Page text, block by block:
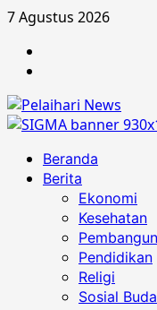
Skip
content
7 Agustus 2026
Primary
Menu
Beranda
Berita
Ekonomi
Kesehatan
Pendidikan
Religi
Sosial